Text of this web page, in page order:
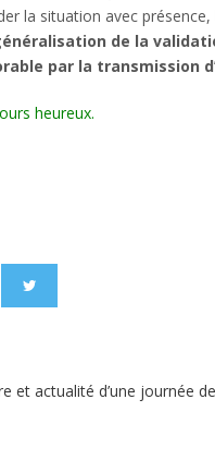
la situation avec
de la
par la transmission
heureux.
et actualité d’une journée